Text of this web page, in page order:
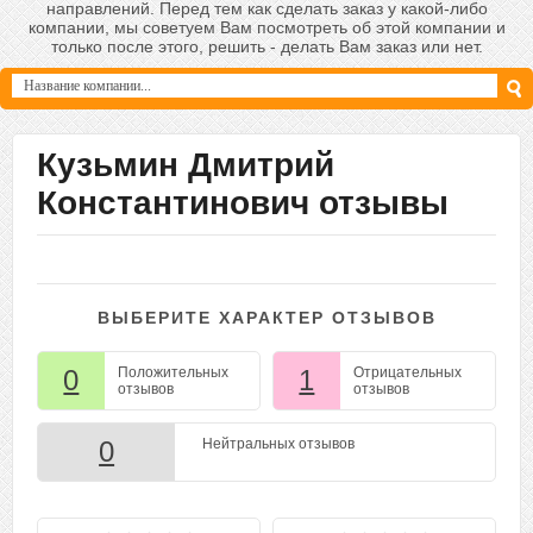
направлений. Перед тем как сделать заказ у какой-либо
компании, мы советуем Вам посмотреть об этой компании и
только после этого, решить - делать Вам заказ или нет.
Кузьмин Дмитрий
Константинович отзывы
ВЫБЕРИТЕ ХАРАКТЕР ОТЗЫВОВ
0
Положительных
отзывов
1
Отрицательных
отзывов
0 Нейтральных отзывов